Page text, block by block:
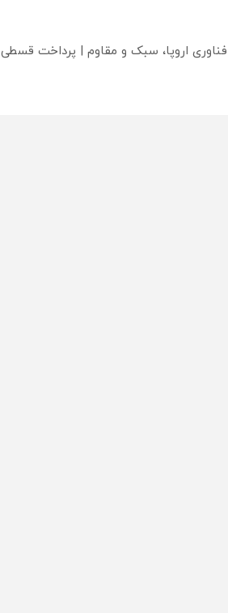
اروپا، سبک و مقاوم | پرداخت قسطی